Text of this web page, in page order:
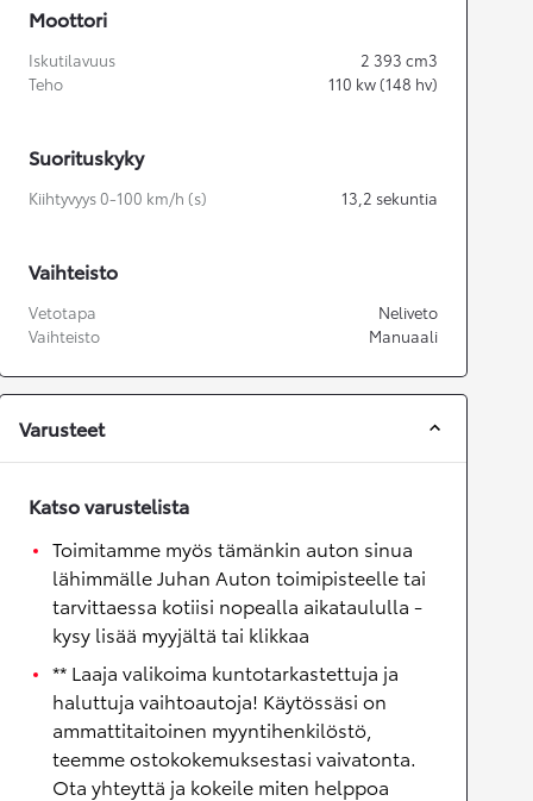
Moottori
Iskutilavuus 2 393 cm3
Teho
110 kw (148 hv)
Suorituskyky
Kiihtyvyys 0-100 km/h (s) 13,2 sekuntia
Vaihteisto
Vetotapa
Neliveto
Vaihteisto
Manuaali
Varusteet
Katso varustelista
Toimitamme myös tämänkin auton sinua
lähimmälle Juhan Auton toimipisteelle tai
tarvittaessa kotiisi nopealla aikataululla -
kysy lisää myyjältä tai klikkaa
** Laaja valikoima kuntotarkastettuja ja
haluttuja vaihtoautoja! Käytössäsi on
ammattitaitoinen myyntihenkilöstö,
teemme ostokokemuksestasi vaivatonta.
Ota yhteyttä ja kokeile miten helppoa